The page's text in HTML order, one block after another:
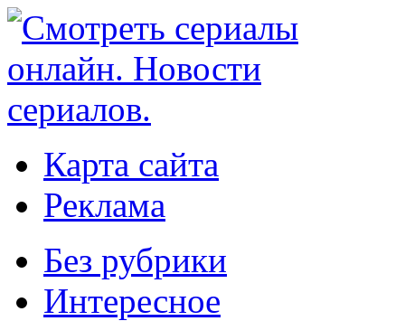
Карта сайта
Реклама
Без рубрики
Интересное